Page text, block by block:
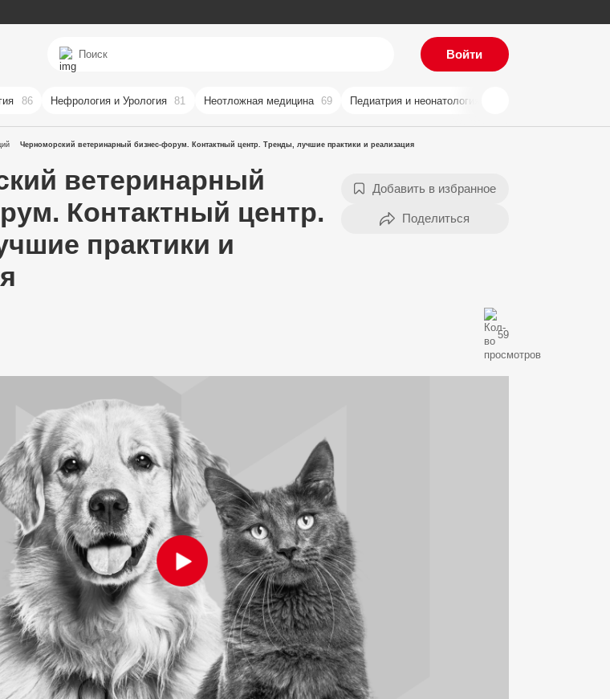
Войти
86 Нефрология и Урология 81 Неотложная медицина 69 Педиатрия и неонатология
Черноморский ветеринарный бизнес-форум. Контактный центр. Тренды, лучшие практики и реализация
ветеринарный
Контактный центр.
практики и
Добавить в избранное
59